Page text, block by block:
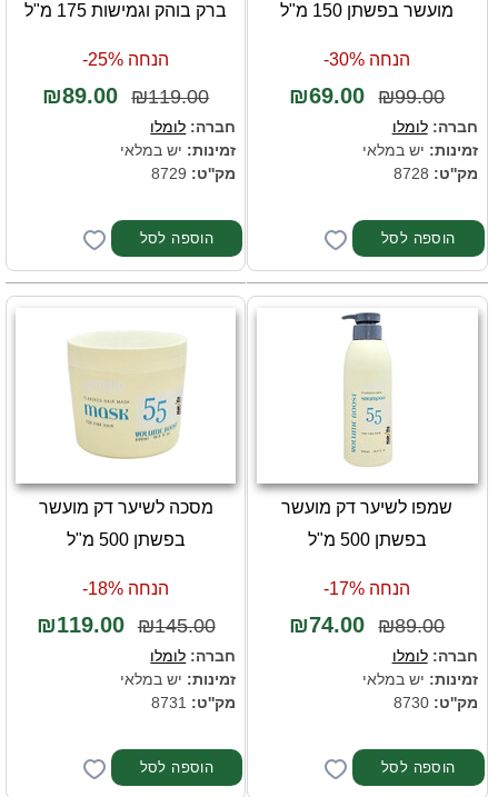
מועשר בפשתן 150 מ"ל
הנחה 30%-
₪99.00
₪69.00
חברה:לומלו
זמינות: יש במלאי
מק''ט:
ברק בוהק וגמישות 175 מ"ל
הנחה 25%-
₪119.00
₪89.00
חברה: לומלו
זמינות: יש במלאי
מק''ט:
שמפו לשיער דק מועשר
בפשתן 500 מ"ל
הנחה 17%-
₪89.00
₪74.00
חברה:לומלו
זמינות: יש במלאי
מק''ט: 8730
מסכה לשיער דק מועשר
בפשתן 500 מ"ל
הנחה 18%-
₪145.00
₪119.00
חברה: לומלו
זמינות: יש במלאי
מק''ט: